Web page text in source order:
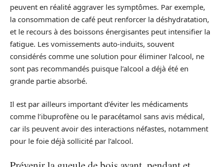
peuvent en réalité aggraver les symptômes. Par exemple,
la consommation de café peut renforcer la déshydratation,
et le recours à des boissons énergisantes peut intensifier la
fatigue. Les vomissements auto-induits, souvent
considérés comme une solution pour éliminer l’alcool, ne
sont pas recommandés puisque l’alcool a déjà été en
grande partie absorbé.
Il est par ailleurs important d’éviter les médicaments
comme l’ibuprofène ou le paracétamol sans avis médical,
car ils peuvent avoir des interactions néfastes, notamment
pour le foie déjà sollicité par l’alcool.